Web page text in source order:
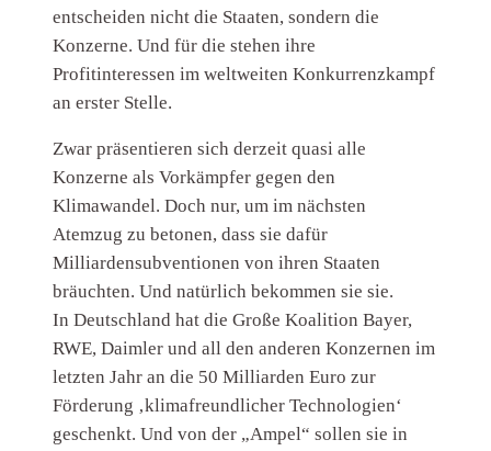
entscheiden nicht die Staaten, sondern die
Konzerne. Und für die stehen ihre
Profitinteressen im weltweiten Konkurrenzkampf
an erster Stelle.
Zwar präsentieren sich derzeit quasi alle
Konzerne als Vorkämpfer gegen den
Klimawandel. Doch nur, um im nächsten
Atemzug zu betonen, dass sie dafür
Milliardensubventionen von ihren Staaten
bräuchten. Und natürlich bekommen sie sie.
In Deutschland hat die Große Koalition Bayer,
RWE, Daimler und all den anderen Konzernen im
letzten Jahr an die 50 Milliarden Euro zur
Förderung ‚klimafreundlicher Technologien‘
geschenkt. Und von der „Ampel“ sollen sie in